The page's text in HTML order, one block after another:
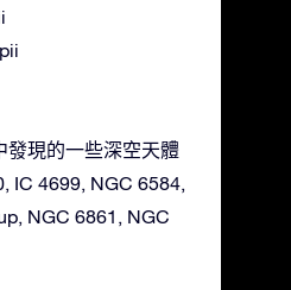
發現的一些深空天體
IC 4699, NGC 6584,
NGC 6861, NGC